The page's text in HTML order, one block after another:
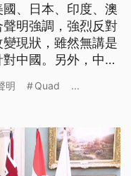
、日本、印度、澳
明強調，強烈反對
現狀，雖然無講是
中國。另外，中共
。（新聞標題、導
明 Quad ...